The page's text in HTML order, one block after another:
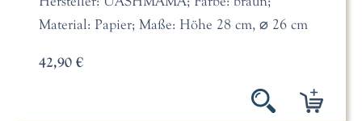
Material: Papier; Maße: Höhe 28 cm, ⌀ 26 cm
42,90 €